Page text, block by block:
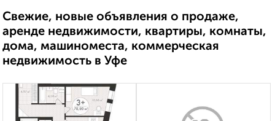
Свежие, новые объявления о продаже,
аренде недвижимости, квартиры, комнаты,
дома, машиноместа, коммерческая
недвижимость в Уфе